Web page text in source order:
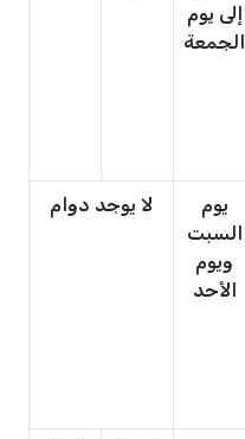
إلى يوم
الجمعة
يوم
السبت
ويوم
الأحد
لا يوجد دوام